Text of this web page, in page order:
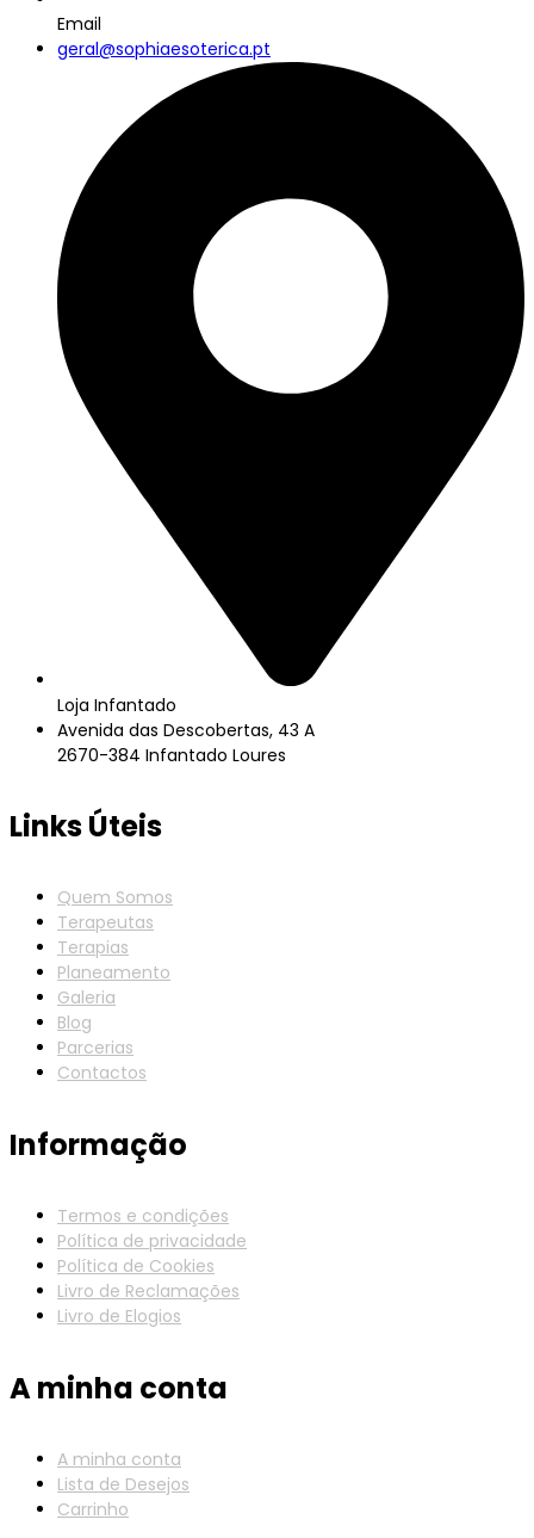
Email
geral@sophiaesoterica.pt
Loja Infantado
Avenida das Descobertas, 43 A
2670-384 Infantado Loures
Links Úteis
Quem Somos
Terapeutas
Terapias
Planeamento
Galeria
Blog
Parcerias
Contactos
Informação
Termos e condições
Política de privacidade
Política de Cookies
Livro de Reclamações
Livro de Elogios
A minha conta
A minha conta
Lista de Desejos
Carrinho